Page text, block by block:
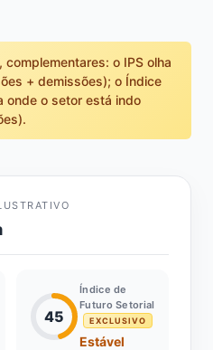
o IPS olha
+ demissões); o Índice
onde o setor está indo
45
Índice de
Futuro Setorial
EXCLUSIVO
Estável